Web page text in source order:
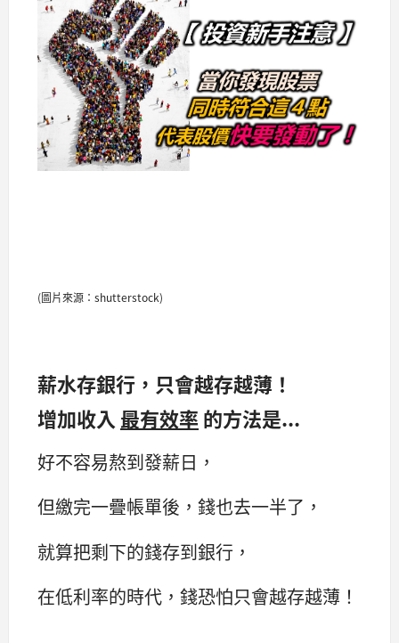
(圖片來源：shutterstock)
薪水存銀行，只會越存越薄！
增加收入 最有效率 的方法是...
好不容易熬到發薪日，
但繳完一疊帳單後，錢也去一半了，
就算把剩下的錢存到銀行，
在低利率的時代，錢恐怕只會越存越薄！